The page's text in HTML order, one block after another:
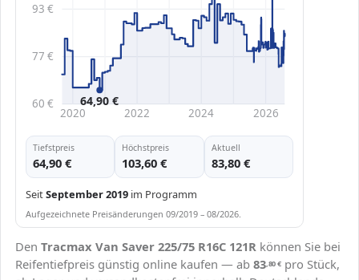
60 €
77 €
93 €
2020 2022 2024 2026
64,90 €
Tiefstpreis
64,90 €
Höchstpreis
103,60 €
Aktuell
83,80 €
SeitSeptember 2019 im Programm
Aufgezeichnete Preisänderungen 09/2019 – 08/2026.
Den Tracmax Van Saver 225/75 R16C 121R können Sie bei
Reifentiefpreis günstig online kaufen — ab 83,80€ pro Stück,